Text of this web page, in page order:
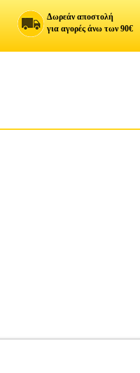
Δωρεάν αποστολή
για αγορές άνω των 90€